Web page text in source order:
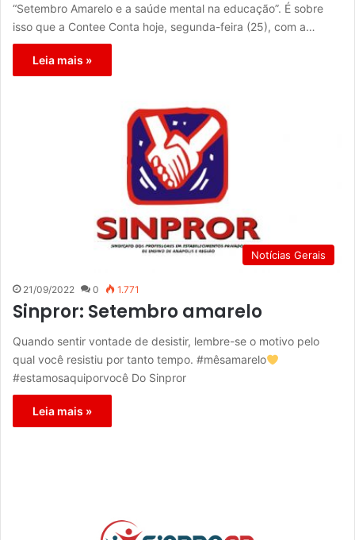
“Setembro Amarelo e a saúde mental na educação”. É sobre
isso que a Contee Conta hoje, segunda-feira (25), com a…
Leia mais »
Notícias Gerais
21/09/2022 0 1.771
Sinpror: Setembro amarelo
Quando sentir vontade de desistir, lembre-se o motivo pelo
qual você resistiu por tanto tempo. #mêsamarelo
#estamosaquiporvocê Do Sinpror
Leia mais »